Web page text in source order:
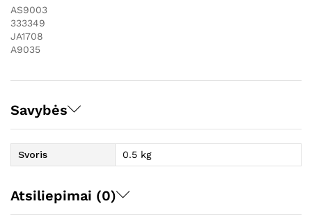
AS9003
333349
JA1708
A9035
Savybės
Svoris 0.5 kg
Atsiliepimai (0)